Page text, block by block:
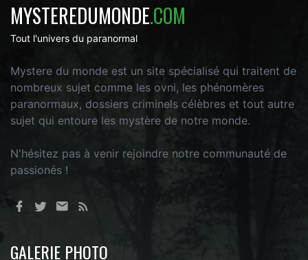
MYSTEREDUMONDE.COM
Tout l'univers du paranormal
Mystere du monde est un site spécialisé qui traitent de
nombreux sujet comme les ovni, les phénomères
paranormaux, dossiers criminels célèbres et tout autre
sujet qui entoure les mystère de notre monde.
N'hésitez pas à venir rejoindre notre communauté de
passionés !
GALERIE PHOTO